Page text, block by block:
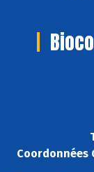
Coordonnées